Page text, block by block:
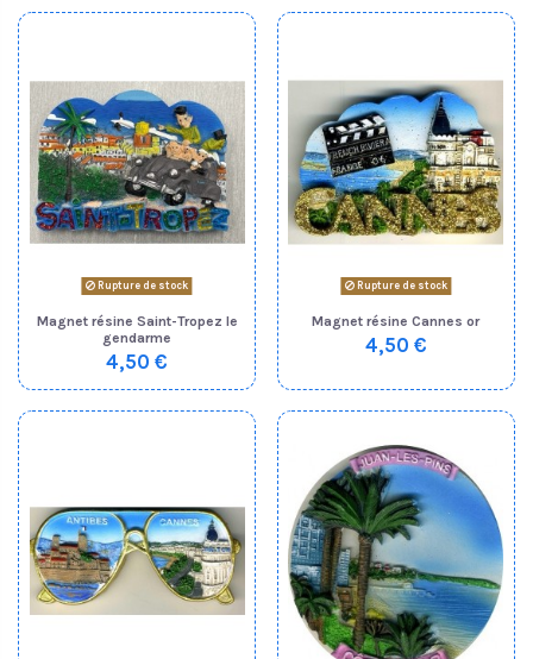
Rupture de stock
Magnet résine Saint-Tropez le
gendarme
4,50 €
Rupture de stock
Magnet résine Cannes or
4,50 €